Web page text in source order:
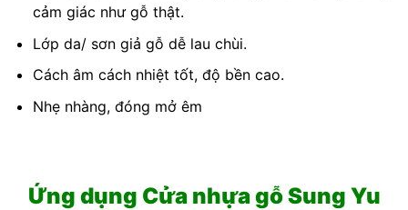
cảm giác như gỗ thật.
Lớp da/ sơn giả gỗ dễ lau chùi.
Cách âm cách nhiệt tốt, độ bền cao.
Nhẹ nhàng, đóng mở êm
Ứng dụng Cửa nhựa gỗ Sung Yu